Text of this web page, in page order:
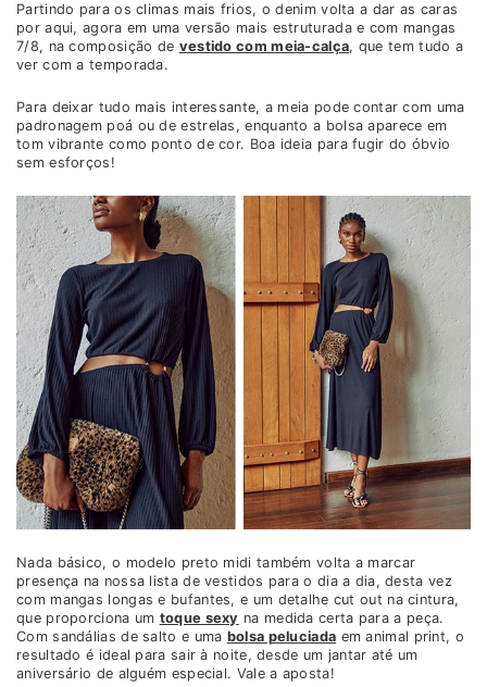
Partindo para os climas mais frios, o denim volta a dar as caras
por aqui, agora em uma versão mais estruturada e com mangas
7/8, na composição de vestido com meia-calça, que tem tudo a
ver com a temporada.
Para deixar tudo mais interessante, a meia pode contar com uma
padronagem poá ou de estrelas, enquanto a bolsa aparece em
tom vibrante como ponto de cor. Boa ideia para fugir do óbvio
sem esforços!
Nada básico, o modelo preto midi também volta a marcar
presença na nossa lista de vestidos para o dia a dia, desta vez
com mangas longas e bufantes, e um detalhe cut out na cintura,
que proporciona um toque sexy na medida certa para a peça.
Com sandálias de salto e uma bolsa peluciada em animal print, o
resultado é ideal para sair à noite, desde um jantar até um
aniversário de alguém especial. Vale a aposta!